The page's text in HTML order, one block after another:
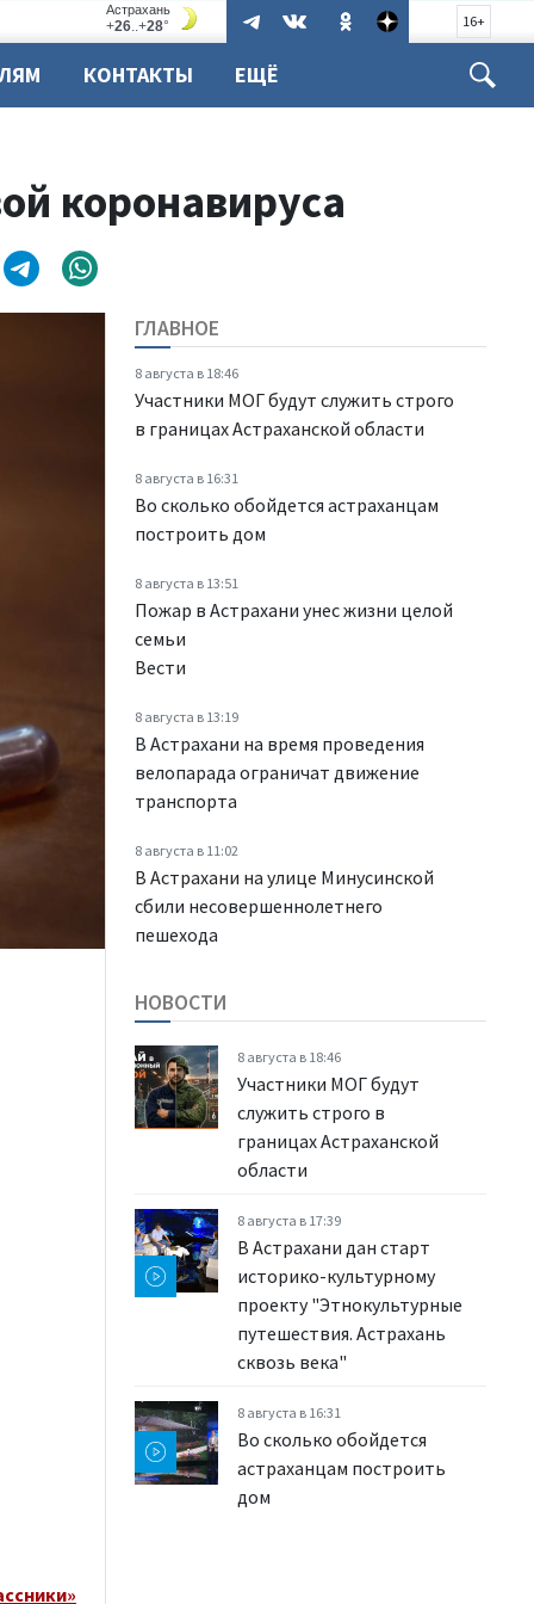
16+
КОНТАКТЫ ЕЩЁ
коронавируса
ГЛАВНОЕ
8 августа в 18:46
Участники МОГ будут служить строго
в границах Астраханской области
8 августа в 16:31
Во сколько обойдется астраханцам
построить дом
8 августа в 13:51
Пожар в Астрахани унес жизни целой
семьи
Вести
8 августа в 13:19
В Астрахани на время проведения
велопарада ограничат движение
транспорта
8 августа в 11:02
В Астрахани на улице Минусинской
сбили несовершеннолетнего
пешехода
НОВОСТИ
8 августа в 18:46
Участники МОГ будут
служить строго в
границах Астраханской
области
8 августа в 17:39
В Астрахани дан старт
историко-культурному
проекту "Этнокультурные
путешествия. Астрахань
сквозь века"
8 августа в 16:31
Во сколько обойдется
астраханцам построить
дом